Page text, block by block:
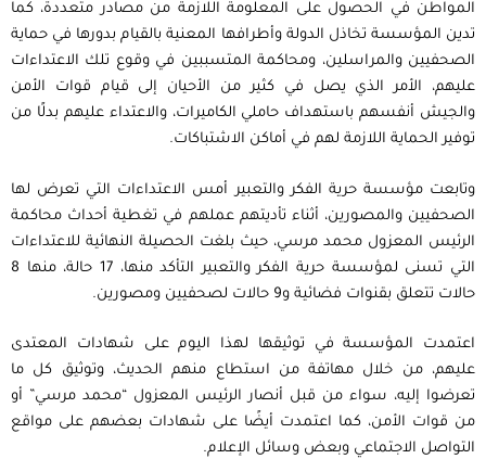
المواطن في الحصول على المعلومة اللازمة من مصادر متعددة، كما
تدين المؤسسة تخاذل الدولة وأطرافها المعنية بالقيام بدورها في حماية
الصحفيين والمراسلين، ومحاكمة المتسببين في وقوع تلك الاعتداءات
عليهم، الأمر الذي يصل في كثير من الأحيان إلى قيام قوات الأمن
والجيش أنفسهم باستهداف حاملي الكاميرات، والاعتداء عليهم بدلًا من
توفير الحماية اللازمة لهم في أماكن الاشتباكات.
وتابعت مؤسسة حرية الفكر والتعبير أمس الاعتداءات التي تعرض لها
الصحفيين والمصورين، أثناء تأديتهم عملهم في تغطية أحداث محاكمة
الرئيس المعزول محمد مرسي، حيث بلغت الحصيلة النهائية للاعتداءات
التي تسنى لمؤسسة حرية الفكر والتعبير التأكد منها، 17 حالة، منها 8
حالات تتعلق بقنوات فضائية و9 حالات لصحفيين ومصورين.
اعتمدت المؤسسة في توثيقها لهذا اليوم على شهادات المعتدى
عليهم، من خلال مهاتفة من استطاع منهم الحديث، وتوثيق كل ما
تعرضوا إليه، سواء من قبل أنصار الرئيس المعزول “محمد مرسي” أو
من قوات الأمن، كما اعتمدت أيضًا على شهادات بعضهم على مواقع
التواصل الاجتماعي وبعض وسائل الإعلام.